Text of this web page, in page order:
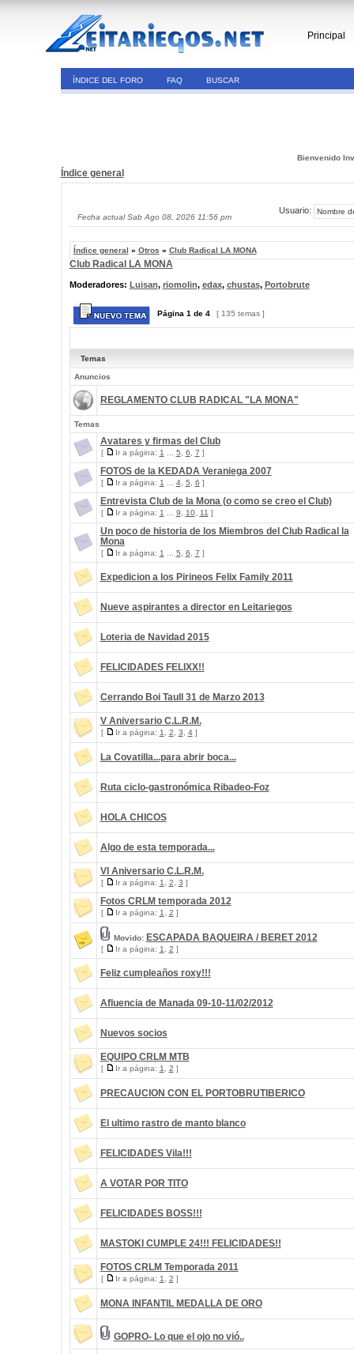
Principal
ÍNDICE DEL FORO FAQ BUSCAR
Bienvenido
Índice general
Fecha actual Sab Ago 08, 2026 11:56 pm
Usuario:
Índice general » Otros » Club Radical LA MONA
Club Radical LA MONA
Moderadores: Luisan, riomolin, edax, chustas, Portobrute
Página 1 de 4 [ 135 temas ]
Temas
Anuncios
REGLAMENTO CLUB RADICAL "LA MONA"
Temas
Avatares y firmas del Club
[ Ir a página: 1 5 6 7 ]
FOTOS de la KEDADA Veraniega 2007
[ Ir a página: 1 4, 5 6 ]
Entrevista Club de la Mona (o como se creo el Club)
[ Ir a página: 1 9 10, 11 ]
Un poco de historia de los Miembros del Club Radical la
Mona
[ Ir a página: 1 5 6 7 ]
Expedicion a los Pirineos Felix Family 2011
Nueve aspirantes a director en Leitariegos
Loteria de Navidad 2015
FELICIDADES FELIXX!!
Cerrando Boi Taull 31 de Marzo 2013
V Aniversario C.L.R.M.
[ Ir a página: 1 2 3 4]
La Covatilla...para abrir boca...
Ruta ciclo-gastronómica Ribadeo-Foz
HOLA CHICOS
Algo de esta temporada...
VI Aniversario C.L.R.M.
[ Ir a página: 1 2 3 ]
Fotos CRLM temporada 2012
[ Ir a página: 1 2 ]
Movido: ESCAPADA BAQUEIRA / BERET 2012
[ Ir a página: 1 2 ]
Feliz cumpleaños roxy!!!
Afluencia de Manada 09-10-11/02/2012
Nuevos socios
EQUIPO CRLM MTB
[ Ir a página: 1 2 ]
PRECAUCION CON EL PORTOBRUTIBERICO
El ultimo rastro de manto blanco
FELICIDADES Vila!!!
A VOTAR POR TITO
FELICIDADES BOSS!!!
MASTOKI CUMPLE 24!!! FELICIDADES!!
FOTOS CRLM Temporada 2011
[ Ir a página: 1 2 ]
MONA INFANTIL MEDALLA DE ORO
GOPRO- Lo que el ojo no vió..